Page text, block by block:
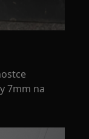
7mm na